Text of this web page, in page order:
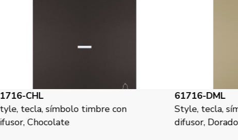
Style, tecla, símbolo timbre con
difusor, Dorado Malta